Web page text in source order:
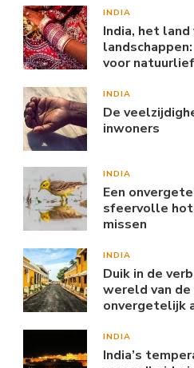
INDIA
India, het
voor
INDIA
De
inwoners
INDIA
Een
sfeervolle
missen
INDIA
Duik in de
wereld van de
onvergetelijk
INDIA
India’s